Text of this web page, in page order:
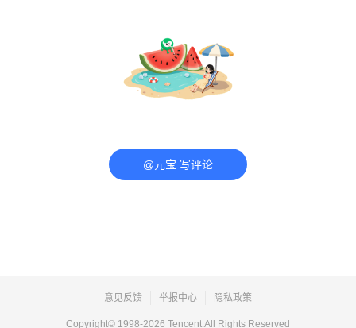
@元宝 写评论
意见反馈 举报中心 隐私政策
Copyright© 1998-2026 Tencent.All Rights Reserved